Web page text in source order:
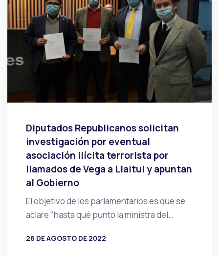
Diputados Republicanos solicitan
investigación por eventual
asociación ilícita terrorista por
llamados de Vega a Llaitul y apuntan
al Gobierno
El objetivo de los parlamentarios es que se
aclare "hasta qué punto la ministra del…
26 DE AGOSTO DE 2022